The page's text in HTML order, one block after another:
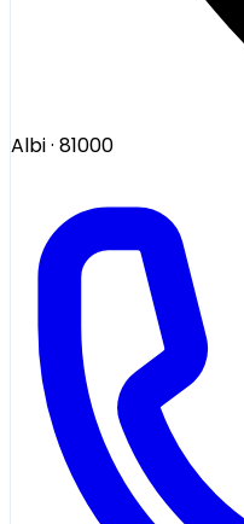
Albi· 81000